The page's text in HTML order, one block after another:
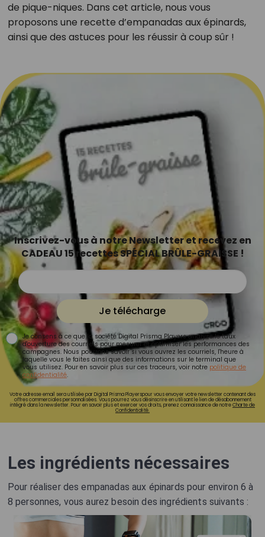
de pique-niques. Dans cet article, nous vous
proposons une recette d’empanadas aux épinards,
ainsi que des astuces pour les réussir à coup sûr !
Inscrivez-vous à notre Newsletter et recevez en
CADEAU 15 recettes SPÉCIAL BRÛLE-GRAISSE !
Je télécharge
Je consens à ce que la société Digital Prisma Players analyse le taux
d'ouverture des courriels pour mesurer et optimiser les performances des
campagnes. Nous pourrons savoir si vous ouvrez les courriels, l'heure à
laquelle vous le faites ainsi que des informations sur le terminal que
vous utilisez. Pour en savoir plus sur ces traceurs, voir notre politique de
confidentialité.
Votre adresse email sera utilisée par Digital Prisma Playerspour vous envoyer votre newsletter contenant des
offres commerciales personnalisées. Vous pourrez vous désinscrire en utilisant le lien de désabonnement
intégré dans la newsletter. Pour en savoir plus et exercer vos droits, prenez connaissance de notreCharte de
Confidentialité.
Les ingrédients nécessaires
Pour réaliser des empanadas aux épinards pour environ 6 à
8 personnes, vous aurez besoin des ingrédients suivants :